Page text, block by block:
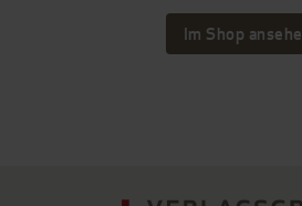
Im Shop